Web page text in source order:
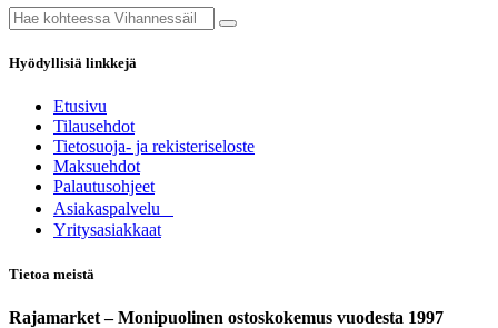
Hyödyllisiä linkkejä
Etusivu
Tilausehdot
Tietosuoja- ja rekisteriseloste
Maksuehdot
Palautusohjeet
Asia​k​aspalvelu
​Yritysasiakkaat
Tietoa meistä
Rajamarket – Monipuolinen ostoskokemus vuodesta 1997